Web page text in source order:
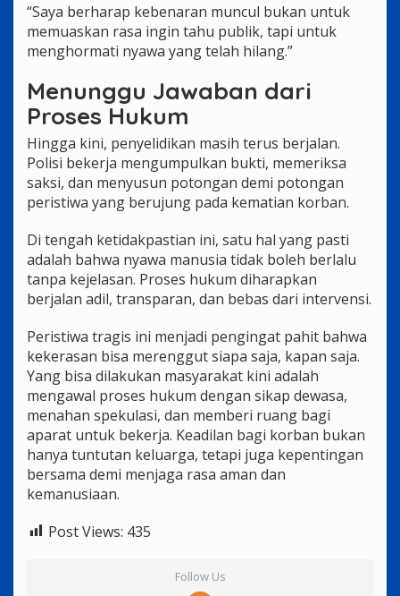
“Saya berharap kebenaran muncul bukan untuk
memuaskan rasa ingin tahu publik, tapi untuk
menghormati nyawa yang telah hilang.”
Menunggu Jawaban dari
Proses Hukum
Hingga kini, penyelidikan masih terus berjalan.
Polisi bekerja mengumpulkan bukti, memeriksa
saksi, dan menyusun potongan demi potongan
peristiwa yang berujung pada kematian korban.
Di tengah ketidakpastian ini, satu hal yang pasti
adalah bahwa nyawa manusia tidak boleh berlalu
tanpa kejelasan. Proses hukum diharapkan
berjalan adil, transparan, dan bebas dari intervensi.
Peristiwa tragis ini menjadi pengingat pahit bahwa
kekerasan bisa merenggut siapa saja, kapan saja.
Yang bisa dilakukan masyarakat kini adalah
mengawal proses hukum dengan sikap dewasa,
menahan spekulasi, dan memberi ruang bagi
aparat untuk bekerja. Keadilan bagi korban bukan
hanya tuntutan keluarga, tetapi juga kepentingan
bersama demi menjaga rasa aman dan
kemanusiaan.
Post Views: 435
Follow Us